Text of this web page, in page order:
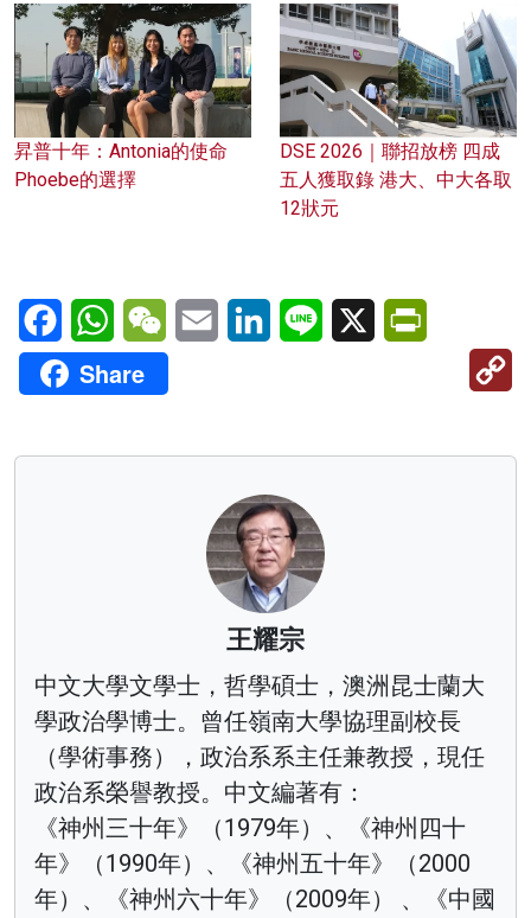
昇普十年：Antonia的使命
Phoebe的選擇
DSE 2026｜聯招放榜 四成
五人獲取錄 港大、中大各取
12狀元
FacebookWhatsAppWeChatEmail LinkedInLine X
Share
王耀宗
中文大學文學士，哲學碩士，澳洲昆士蘭大
學政治學博士。曾任嶺南大學協理副校長
（學術事務），政治系系主任兼教授，現任
政治系榮譽教授。中文編著有：
《神州三十年》（1979年）、《神州四十
年》（1990年）、《神州五十年》（2000
年）、《神州六十年》（2009年） 、《中國